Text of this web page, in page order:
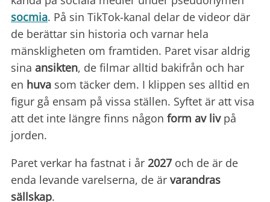
socmia. På sin TikTok-kanal delar de videor där
de berättar sin historia och varnar hela
mänskligheten om framtiden. Paret visar aldrig
sina ansikten, de filmar alltid bakifrån och har
en huva som täcker dem. I klippen ses alltid en
figur gå ensam på vissa ställen. Syftet är att visa
att det inte längre finns någon form av livpå
jorden.
Paret verkar ha fastnat i år 2027och de är de
enda levande varelserna, de är varandras
sällskap.